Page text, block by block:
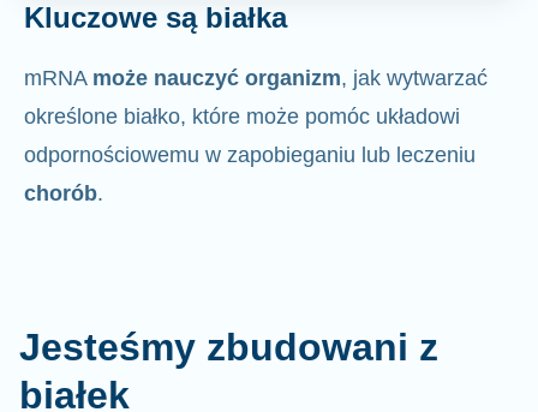
Kluczowe są białka
mRNA może nauczyć organizm, jak wytwarzać
określone białko, które może pomóc układowi
odpornościowemu w zapobieganiu lub leczeniu
chorób.
Jesteśmy zbudowani z
białek